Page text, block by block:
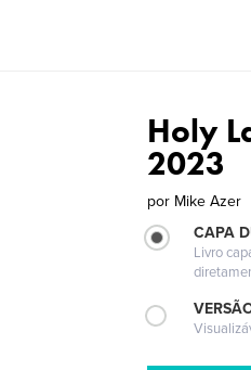
Holy
2023
por Mike Azer
CAPA
Livro